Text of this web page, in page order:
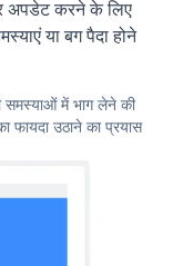
अपडेट करने के लिए
या बग पैदा होने
समस्याओं में भाग लेने की
फायदा उठाने का प्रयास